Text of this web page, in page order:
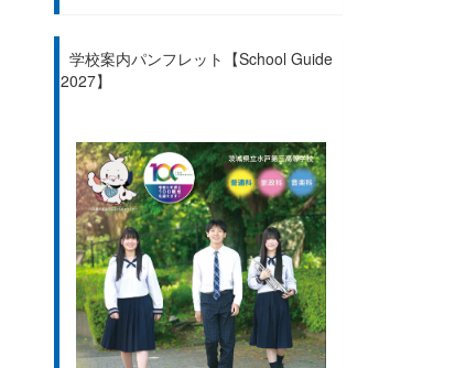
学校案内パンフレット【School Guide
2027】